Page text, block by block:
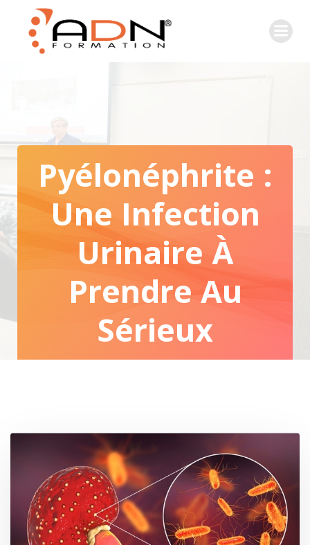
Pyélonéphrite :
Une Infection
Urinaire À
Prendre Au
Sérieux